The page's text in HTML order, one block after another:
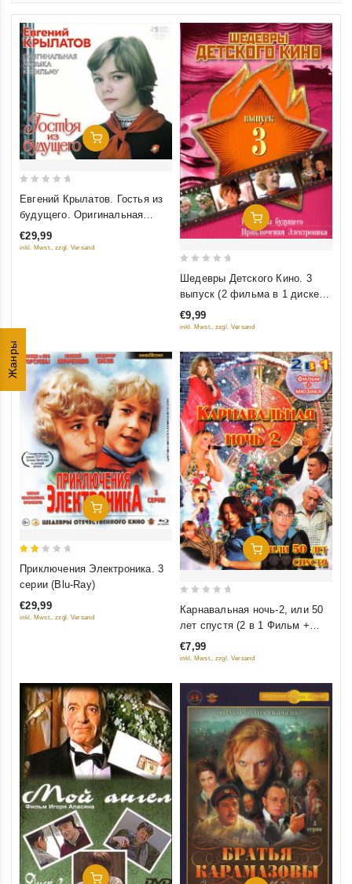
Жанры
Добавить В Корзину
5
Евгений Крылатов. Гостья из
будущего. Оригинальная
музыка к фильму
€29,99
inkl. Mwst., zzgl. Versand
Добавить В Корзину
out
5
Шедевры Детского Кино. 3
выпуск (2 фильма в 1 диске)
(Гостья из будущего.
Приключения Электроника)
€9,99
inkl. Mwst., zzgl. Versand
Добавить В Корзину
out
5
Приключения Электроника. 3
серии (Blu-Ray)
€29,99
inkl. Mwst., zzgl. Versand
Добавить В Корзину
out
5
Карнавальная ночь-2, или 50
лет спустя (2 в 1 Фильм +
мюзикл)
€7,99
inkl. Mwst., zzgl. Versand
Добавить В Корзину